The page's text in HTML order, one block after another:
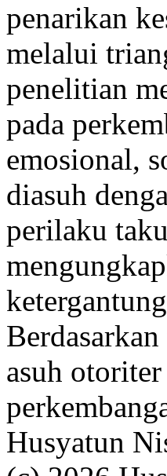
penarikan
melalui
penelitian
pada
emosional,
diasuh
perilaku
asuh
Husyatun